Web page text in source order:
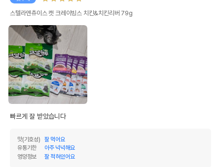
스텔라앤츄이스 캣 크레이빙스 치킨&치킨리버 79g
빠르게 잘 받았습니다
맛(기호성)
잘 먹어요
유통기한
아주 넉넉해요
영양정보
잘 적혀있어요